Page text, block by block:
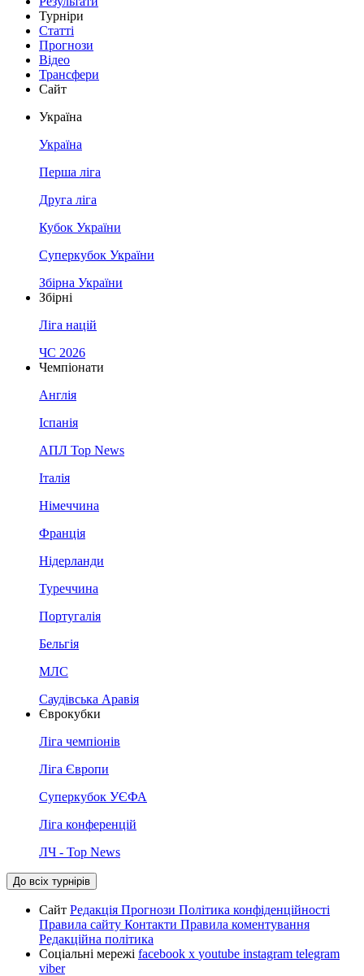
Турніри
Статті
Прогнози
Відео
Трансфери
Сайт
Україна
Україна
Перша ліга
Друга ліга
Кубок України
Суперкубок України
Збірна України
Збірні
Ліга націй
ЧС 2026
Чемпіонати
Англія
Іспанія
АПЛ Top News
Італія
Німеччина
Франція
Нідерланди
Туреччина
Португалія
Бельгія
МЛС
Саудівська Аравія
Єврокубки
Ліга чемпіонів
Ліга Європи
Суперкубок УЄФА
Ліга конференцій
ЛЧ - Top News
До всіх турнірів
Сайт Редакція Прогнози Політика конфіденційності
Правила сайту Контакти Правила коментування
Редакційна політика
Соціальні мережі facebook x youtube instagram telegram
viber